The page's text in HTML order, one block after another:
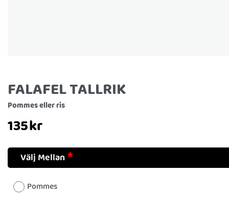
FALAFEL TALLRIK
Pommes eller ris
135kr
Välj Mellan
Pommes